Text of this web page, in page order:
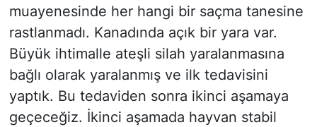
muayenesinde her hangi bir saçma tanesine
rastlanmadı. Kanadında açık bir yara var.
Büyük ihtimalle ateşli silah yaralanmasına
bağlı olarak yaralanmış ve ilk tedavisini
yaptık. Bu tedaviden sonra ikinci aşamaya
geçeceğiz. İkinci aşamada hayvan stabil